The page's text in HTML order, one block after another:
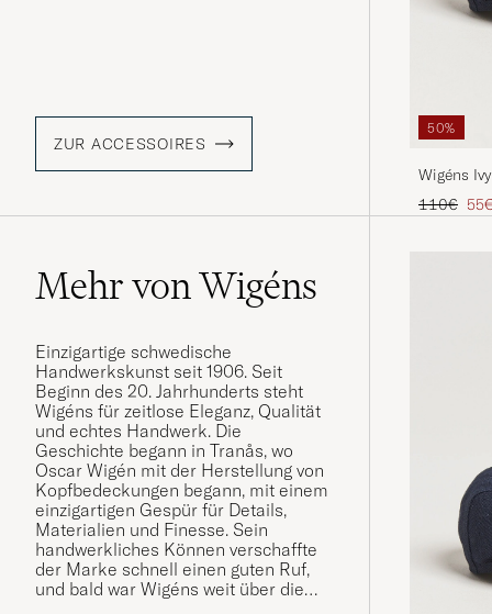
ZUR ACCESSOIRES
50%
Wigéns
Regulärer
110€
Mehr von Wigéns
Einzigartige schwedische
Handwerkskunst seit 1906. Seit
Beginn des 20. Jahrhunderts steht
Wigéns für zeitlose Eleganz, Qualität
und echtes Handwerk. Die
Geschichte begann in Tranås, wo
Oscar Wigén mit der Herstellung von
Kopfbedeckungen begann, mit einem
einzigartigen Gespür für Details,
Materialien und Finesse. Sein
handwerkliches Können verschaffte
der Marke schnell einen guten Ruf,
und bald war Wigéns weit über die